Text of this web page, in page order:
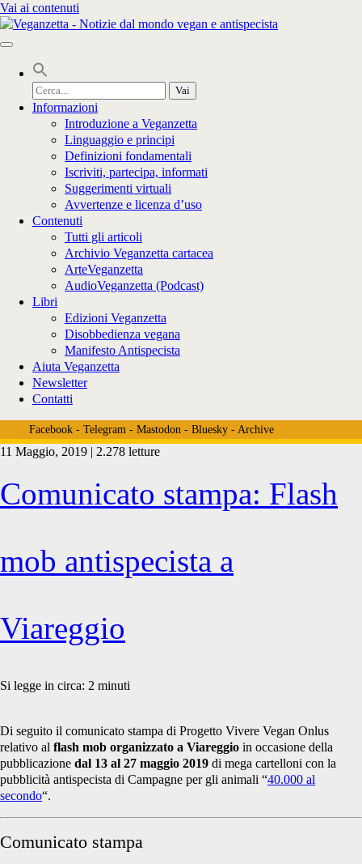
Vai ai contenuti
Cerca
per:
Informazioni
Introduzione a Veganzetta
Linguaggio e principi
Definizioni fondamentali
Iscriviti, partecipa, informati
Suggerimenti virtuali
Avvertenze e licenza d’uso
Contenuti
Tutti gli articoli
Archivio Veganzetta cartacea
ArteVeganzetta
AudioVeganzetta (Podcast)
Libri
Edizioni Veganzetta
Disobbedienza vegana
Manifesto Antispecista
Aiuta Veganzetta
Newsletter
Contatti
Facebook- Telegram- Mastodon- Bluesky- Archive
Tag:
<span>viareggio
vegan</span>
11 Maggio, 2019 | 2.278 letture
Comunicato stampa: Flash
mob antispecista a
Viareggio
Si legge in circa: 2 minuti
Di seguito il comunicato stampa di Progetto Vivere Vegan Onlus
relativo al flash mob organizzato a Viareggio in occasione della
pubblicazione dal 13 al 27 maggio 2019 di mega cartelloni con la
pubblicità antispecista di Campagne per gli animali “40.000 al
secondo“.
Comunicato stampa